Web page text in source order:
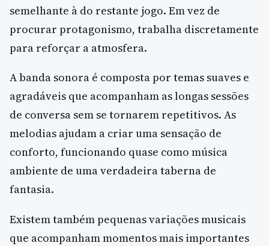
semelhante à do restante jogo. Em vez de
procurar protagonismo, trabalha discretamente
para reforçar a atmosfera.
A banda sonora é composta por temas suaves e
agradáveis que acompanham as longas sessões
de conversa sem se tornarem repetitivos. As
melodias ajudam a criar uma sensação de
conforto, funcionando quase como música
ambiente de uma verdadeira taberna de
fantasia.
Existem também pequenas variações musicais
que acompanham momentos mais importantes